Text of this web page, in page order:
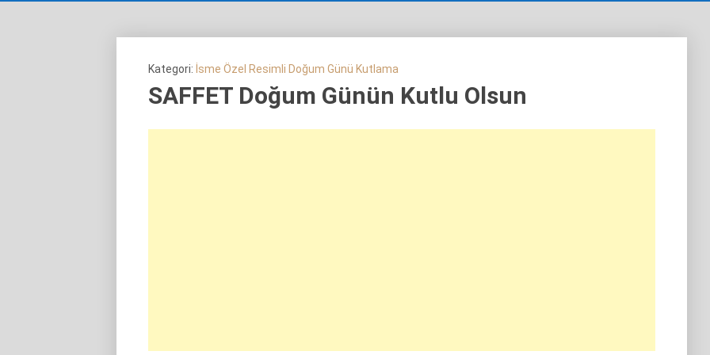
Kategori: İsme Özel Resimli Doğum Günü Kutlama
SAFFET Doğum Günün Kutlu Olsun